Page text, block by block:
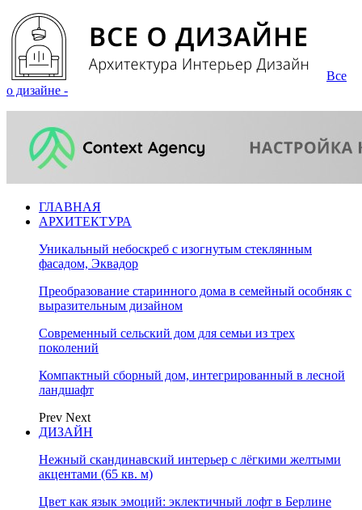
Все
о дизайне -
ГЛАВНАЯ
АРХИТЕКТУРА
Уникальный небоскреб с изогнутым стеклянным
фасадом, Эквадор
Преобразование старинного дома в семейный особняк с
выразительным дизайном
Современный сельский дом для семьи из трех
поколений
Компактный сборный дом, интегрированный в лесной
ландшафт
Prev Next
ДИЗАЙН
Нежный скандинавский интерьер с лёгкими желтыми
акцентами (65 кв. м)
Цвет как язык эмоций: эклектичный лофт в Берлине